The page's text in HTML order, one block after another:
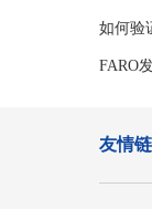
如何验
FARO
友情链